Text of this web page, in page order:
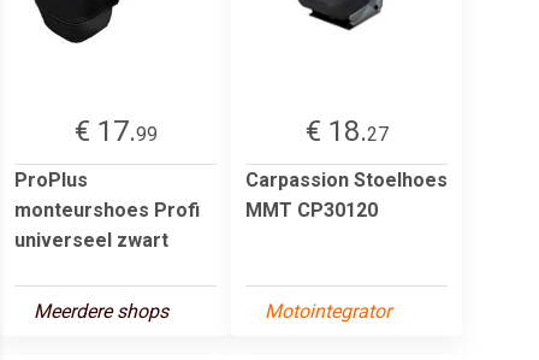
€ 17.99
ProPlus
monteurshoes Profi
universeel zwart
Meerdere shops
€ 18.27
Carpassion Stoelhoes
MMT CP30120
Motointegrator